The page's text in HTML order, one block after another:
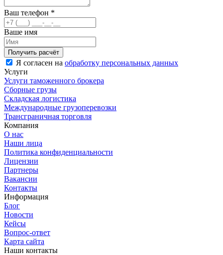
Ваш телефон *
Ваше имя
Я согласен на обработку персональных данных
Услуги
Услуги таможенного брокера
Сборные грузы
Складская логистика
Международные грузоперевозки
Трансграничная торговля
Компания
О нас
Наши лица
Политика конфиденциальности
Лицензии
Партнеры
Вакансии
Контакты
Информация
Блог
Новости
Кейсы
Вопрос-ответ
Карта сайта
Наши контакты